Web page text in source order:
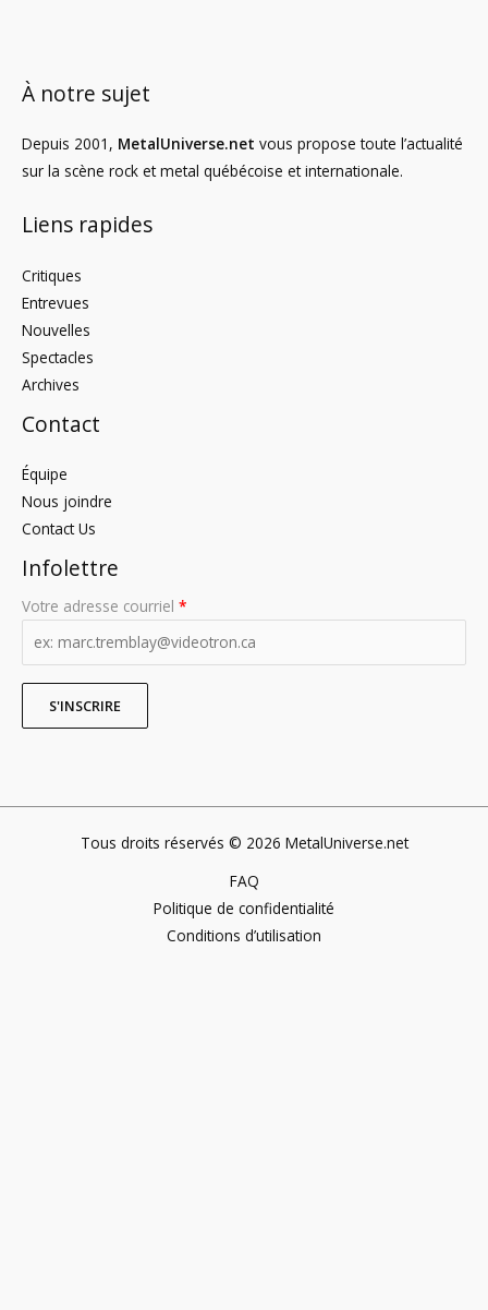
À notre sujet
Depuis 2001, MetalUniverse.net vous propose toute l’actualité
sur la scène rock et metal québécoise et internationale.
Liens rapides
Critiques
Entrevues
Nouvelles
Spectacles
Archives
Contact
Équipe
Nous joindre
Contact Us
Infolettre
Votre adresse courriel *
Tous droits réservés © 2026 MetalUniverse.net
FAQ
Politique de confidentialité
Conditions d’utilisation